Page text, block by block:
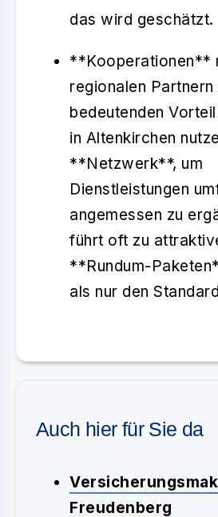
das wird geschätzt.
**Kooperationen**
regionalen Partnern
bedeutenden
in Altenkirchen
**Netzwerk**, um
Dienstleistungen
angemessen zu
führt oft zu
**Rundum-
als nur den
Auch hier für Sie da
Freudenberg